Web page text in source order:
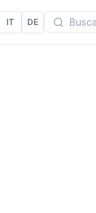
IT DE Buscar